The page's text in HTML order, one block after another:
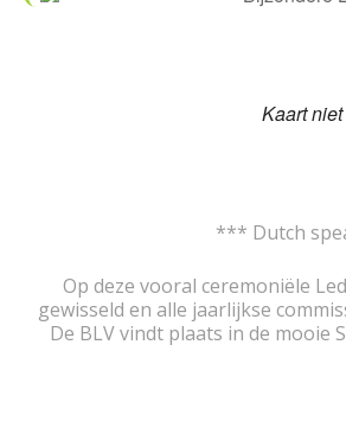
Kaart
*** Dutch
Op deze vooral ceremoniële
gewisseld en alle jaarlijkse
De BLV vindt plaats in de mooie